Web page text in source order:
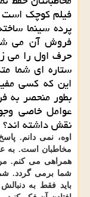
فیلم کوچک است
پرده سینما
فروش آن می
حرف اول را می
ستاره ای شما
این که کسی
بطور منحصر به
عوامل خاصی
نقش داشته اند؟
اوه، نمی دانم.
مخاطبان است. به
همراهی می کنم. من
شما برمی گردد.
باید فقط به